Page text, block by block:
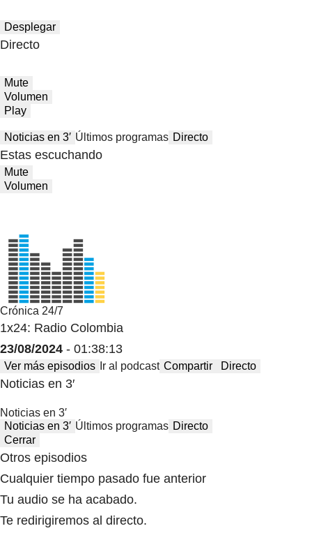
Desplegar
Directo
Mute
Volumen
Play
Noticias en 3′ Últimos programas Directo
Estas escuchando
Mute
Volumen
Crónica 24/7
1x24: Radio Colombia
23/08/2024 - 01:38:13
Ver más episodios Ir al podcast Compartir Directo
Noticias en 3′
Noticias en 3′
Noticias en 3′ Últimos programas Directo
Cerrar
Otros episodios
Cualquier tiempo pasado fue anterior
Tu audio se ha acabado.
Te redirigiremos al directo.